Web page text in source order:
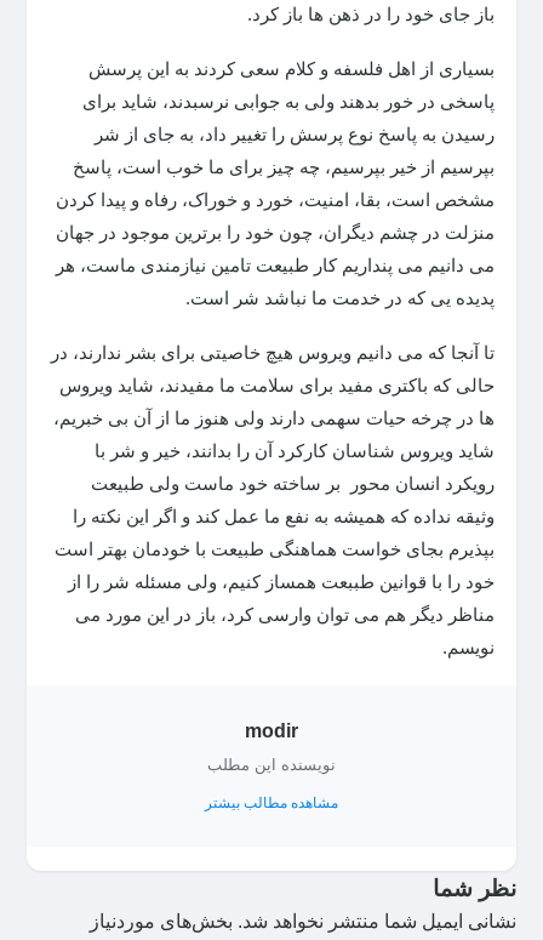
باز جای خود را در ذهن ها باز کرد.
بسیاری از اهل فلسفه و کلام سعی کردند به این پرسش
پاسخی در خور بدهند ولی به جوابی نرسبدند، شاید برای
رسیدن به پاسخ نوع پرسش را تغییر داد، به جای از شر
بپرسیم از خیر بپرسیم، چه چیز برای ما خوب است، پاسخ
مشخص است، بقا، امنیت، خورد و خوراک، رفاه و پیدا کردن
منزلت در چشم دیگران، چون خود را برترین موجود در جهان
می دانیم می پنداریم کار طبیعت تامین نیازمندی ماست، هر
پدیده یی که در خدمت ما نباشد شر است.
تا آنجا که می دانیم ویروس هیچ خاصیتی برای بشر ندارند، در
حالی که باکتری مفید برای سلامت ما مفیدند، شاید ویروس
ها در چرخه حیات سهمی دارند ولی هنوز ما از آن بی خبریم،
شاید ویروس شناسان کارکرد آن را بدانند، خیر و شر با
رویکرد انسان محور بر ساخته خود ماست ولی طبیعت
وثیقه نداده که همیشه به نفع ما عمل کند و اگر این نکته را
بپذیرم بجای خواست هماهنگی طبیعت با خودمان بهتر است
خود را با قوانین طببعت همساز کنیم، ولی مسئله شر را از
مناظر دیگر هم می توان وارسی کرد، باز در این مورد می
نویسم.
modir
نویسنده این مطلب
مشاهده مطالب بیشتر
نظر شما
نشانی ایمیل شما منتشر نخواهد شد. بخش‌های موردنیاز